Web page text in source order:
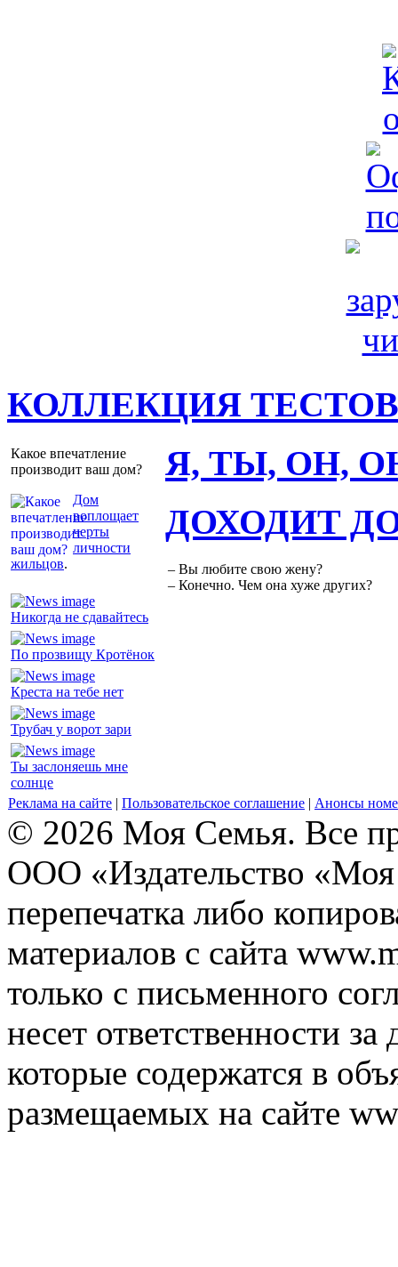
КОЛЛЕКЦИЯ ТЕСТОВ
Какое впечатление
производит ваш дом?
Дом
воплощает
черты
личности
жильцов.
Я, ТЫ, ОН,
Никогда не сдавайтесь
По прозвищу Кротёнок
Креста на тебе нет
Трубач у ворот зари
Ты заслоняешь мне
солнце
ДОХОДИТ
– Вы любите свою жену?
– Конечно. Чем она хуже других?
Реклама на сайте | Пользовательское соглашение | Анонсы
© 2026 Моя Семья. Все
ООО «Издательство
перепечатка либо
материалов с сайта
только с письменного
несет ответственности
которые содержатся в
размещаемых на сайте